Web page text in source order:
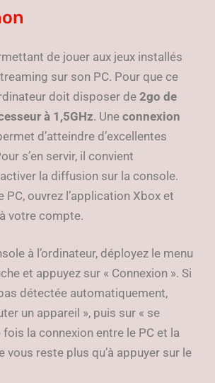
de jouer aux jeux installés
sur son PC. Pour que ce
doit disposer de 2go de
à 1,5GHz. Une connexion
d’atteindre d’excellentes
s’en servir, il convient
la diffusion sur la console.
PC, ouvrez l’application Xbox et
votre compte.
à l’ordinateur, déployez le menu
et appuyez sur « Connexion ». Si
détectée automatiquement,
un appareil », puis sur « se
fois la connexion entre le PC et la
vous reste plus qu’à appuyer sur le